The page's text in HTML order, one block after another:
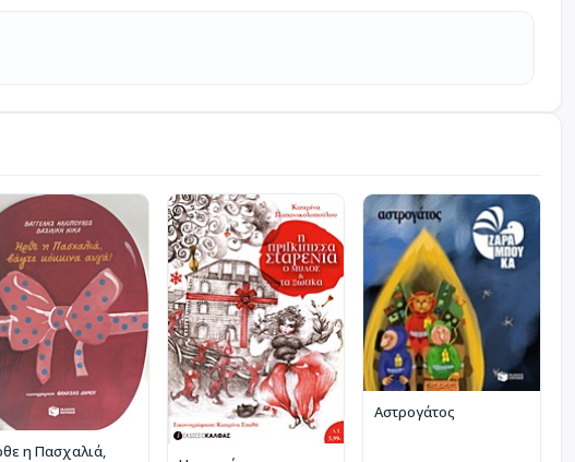
η Πασχαλιά,
Αστρογάτος